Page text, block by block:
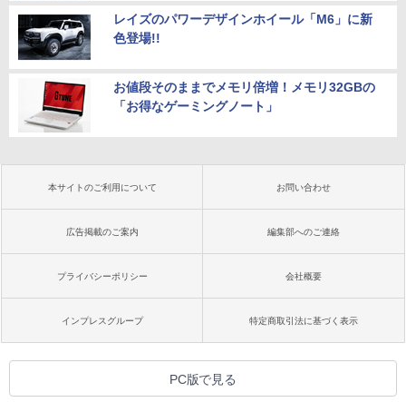
レイズのパワーデザインホイール「M6」に新
色登場!!
お値段そのままでメモリ倍増！メモリ32GBの
「お得なゲーミングノート」
本サイトのご利用について お問い合わせ
広告掲載のご案内 編集部へのご連絡
プライバシーポリシー 会社概要
インプレスグループ 特定商取引法に基づく表示
PC版で見る